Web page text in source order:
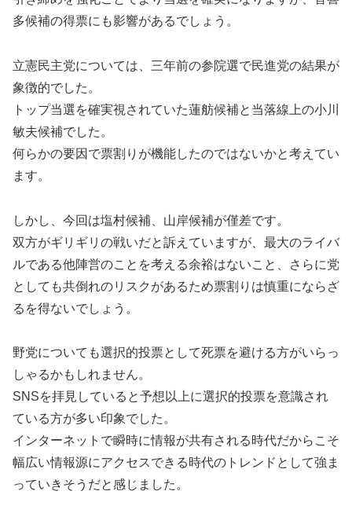
多候補の得票にも影響があるでしょう。
立憲民主党については、三年前の参院選で民進党の結果が
象徴的でした。
トップ当選を確実視されていた蓮舫候補と当落線上の小川
敏夫候補でした。
何らかの要因で票割りが機能したのではないかと考えてい
ます。
しかし、今回は塩村候補、山岸候補が僅差です。
双方がギリギリの戦いだと訴えていますが、最大のライバ
ルである他陣営のことを考える余裕はないこと、さらに党
としても共倒れのリスクがあるため票割りは慎重にならざ
るを得ないでしょう。
野党についても選択的投票として死票を避ける方がいらっ
しゃるかもしれません。
SNSを拝見していると予想以上に選択的投票を意識され
ている方が多い印象でした。
インターネットで瞬時に情報が共有される時代だからこそ
幅広い情報源にアクセスできる時代のトレンドとして強ま
っていきそうだと感じました。